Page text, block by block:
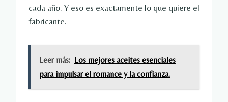
cada año. Y eso es exactamente lo que quiere el
fabricante.
Leer más: Los mejores aceites esenciales
para impulsar el romance y la confianza.